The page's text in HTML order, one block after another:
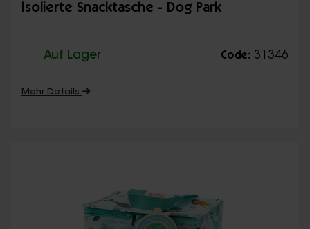
Isolierte Snacktasche - Dog Park
Auf Lager Code: 31346
Mehr Details